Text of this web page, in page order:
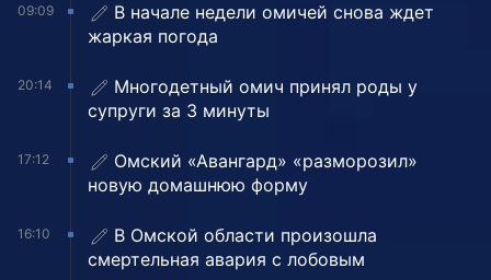
09:09
В начале недели омичей снова ждет
жаркая погода
20:14
Многодетный омич принял роды у
супруги за 3 минуты
17:12
Омский «Авангард» «разморозил»
новую домашнюю форму
16:10
В Омской области произошла
смертельная авария с лобовым